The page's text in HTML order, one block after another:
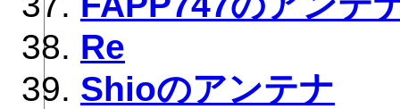
Re
Shioのアンテナ